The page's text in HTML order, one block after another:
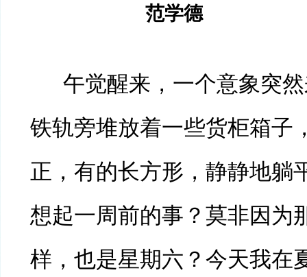
范学德
午觉醒来，一个意象突
铁轨旁堆放着一些货柜箱子
正，有的长方形，静静地躺
想起一周前的事？莫非因为
样，也是星期六？今天我在